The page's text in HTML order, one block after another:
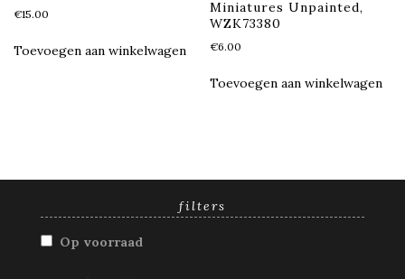
€15.00
Toevoegen aan winkelwagen
Miniatures Unpainted,
WZK73380
€6.00
Toevoegen aan winkelwagen
filters
Op voorraad